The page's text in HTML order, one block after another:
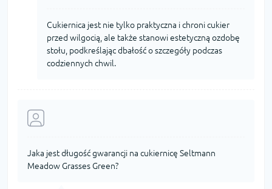
Cukiernica jest nie tylko praktyczna i chroni cukier
przed wilgocią, ale także stanowi estetyczną ozdobę
stołu, podkreślając dbałość o szczegóły podczas
codziennych chwil.
Jaka jest długość gwarancji na cukiernicę Seltmann
Meadow Grasses Green?